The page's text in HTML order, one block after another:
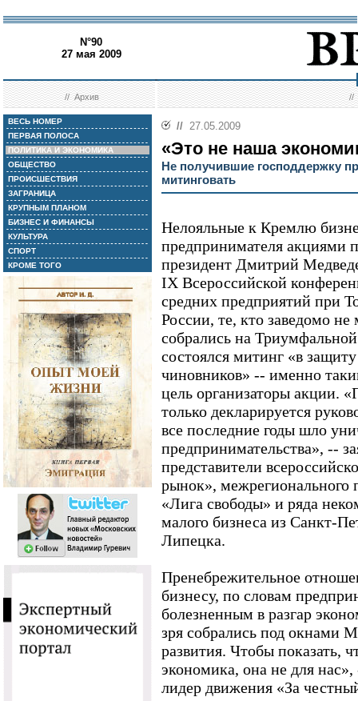
N°90
27 мая 2009
//Архив //
ВЕСЬ НОМЕР
ПЕРВАЯ ПОЛОСА
ПОЛИТИКА И ЭКОНОМИКА
ОБЩЕСТВО
ПРОИСШЕСТВИЯ
ЗАГРАНИЦА
КРУПНЫМ ПЛАНОМ
БИЗНЕС И ФИНАНСЫ
КУЛЬТУРА
СПОРТ
КРОМЕ ТОГО
// 27.05.2009
«Это не наша
Не получившие господдержку
митинговать
Нелояльные к Кремлю
предпринимателя акциями
президент Дмитрий
IX Всероссийской
средних предприятий при
России, те, кто заведомо не
собрались на
состоялся митинг «в
чиновников» -- именно
цель организаторы акции.
только декларируется
все последние годы шло
предпринимательства», --
представители
рынок», межрегионального
«Лига свободы» и ряда
малого бизнеса из Санкт-
Липецка.
Пренебрежительное
бизнесу, по словам
болезненным в разгар
зря собрались под окнами
развития. Чтобы показать,
экономика, она не для
лидер движения «За